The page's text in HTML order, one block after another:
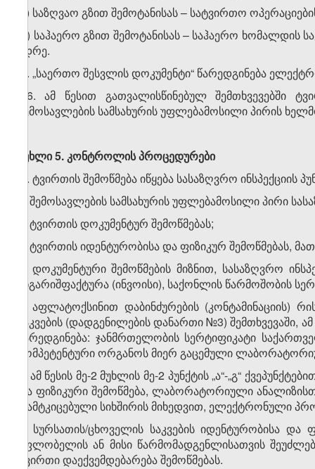
ბ) საზღვაო გზით შემოტანისას – სატვირთო
გ) საჰაერო გზით შემოტანისას – საჰაერო
ადრე.
5. „საერთო შესვლის დოკუმენტი“ წარედგინება
6. ამ წესით გათვალისწინებულ შემთხვევებში
შემოსავლების სამსახურის უფლებამოსილი პირის
მუხლი 5.კონტროლისპროცედურები
1. ტვირთის შემოწმება იწყება სასაზღვრო ინსპექციის
2. შემოსავლების სამსახურის უფლებამოსილი პირი
ა) ტვირთის დოკუმენტურ შემოწმებას;
ბ) ტვირთის იდენტურობისა და ფიზიკურ შემოწმებას,
3. დოკუმენტური შემოწმების მიზნით, სა­სა­ზღვრო
ანგარიშფაქტურა (ინვოისი), საქონლის წარმოშობის
4. აფლატოქსინით დაბინძურების (კონტამინაციის)
საკვების (დადგენილების დანართი №3) შემთხვევაში,
წარედგინება: ჯანმრთელობის სერტიფიკატი
კომპეტენტური ორგანოს მიერ გაცემული
5. ამ წესის მე-2 მუხლის მე-2 პუნქტის „ა“-„გ“
და ფიზიკური შემოწმება, ლაბორატორიული
დამტკიცებული სიხშირის მიხედვით, ელექტრონული
6. სურსათის/ცხოველის საკვების იდენტურობისა
მფლობელის ან მისი წარმომადგენლისათვის
ტვირთი დაექვემდებარება შემოწმებას.